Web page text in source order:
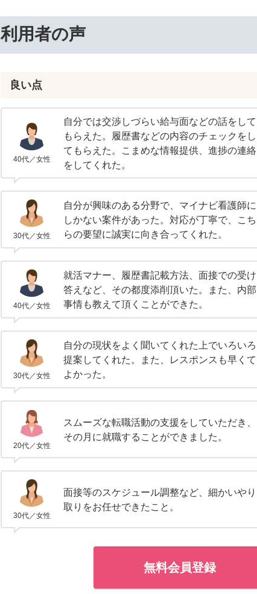
利用者の声
良い点
40代／女性
自分では交渉しづらい給与面などの話をして
もらえた。履歴書などの内容のチェックをし
てもらえた。こまめな情報提供、進捗の連絡
をしてくれた。
30代／女性
自分が興味のある分野で、マイナビ看護師に
しかない案件があった。対応が丁寧で、こち
らの要望に誠実に向き合ってくれた。
40代／女性
就活マナー、履歴書記載方法、面接での受け
答えなど、その都度添削頂いた。また、内部
事情も教えて頂くことができた。
30代／女性
自分の現状をよく聞いてくれた上でいろいろ
提案してくれた。また、レスポンスも早くて
よかった。
20代／女性
スムーズな転職活動の支援をしていただき、
その月に就職することができました。
30代／女性
面接等のスケジュール調整など、細かいやり
取りをお任せできたこと。
無料会員登録